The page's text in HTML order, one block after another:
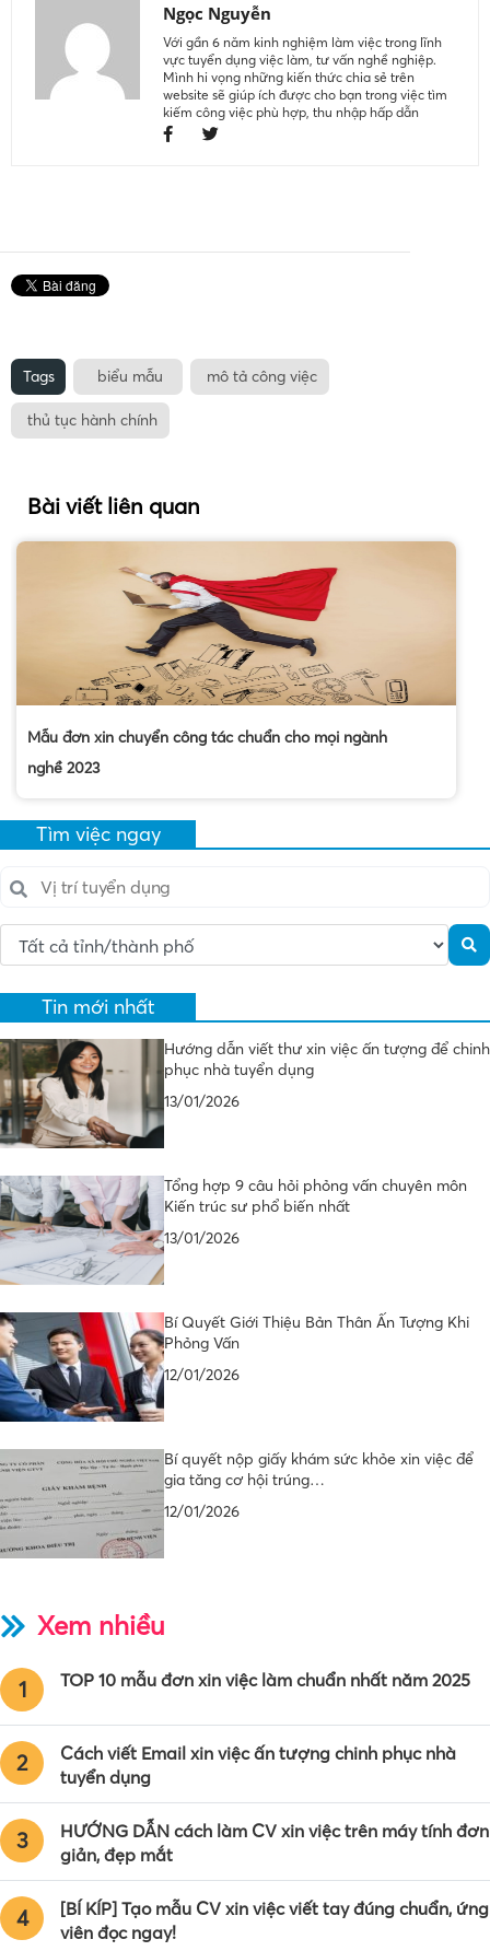
Ngọc Nguyễn
Với gần 6 năm kinh nghiệm làm việc trong lĩnh
vực tuyển dụng việc làm, tư vấn nghề nghiệp.
Mình hi vọng những kiến thức chia sẻ trên
website sẽ giúp ích được cho bạn trong việc tìm
kiếm công việc phù hợp, thu nhập hấp dẫn
Tags biểu mẫu mô tả công việc
thủ tục hành chính
Bài viết liên quan
Mẫu đơn xin chuyển công tác chuẩn cho mọi ngành
nghề 2023
Tìm việc ngay
Tin mới nhất
Hướng dẫn viết thư xin việc ấn tượng để chinh
phục nhà tuyển dụng
13/01/2026
Tổng hợp 9 câu hỏi phỏng vấn chuyên môn
Kiến trúc sư phổ biến nhất
13/01/2026
Bí Quyết Giới Thiệu Bản Thân Ấn Tượng Khi
Phỏng Vấn
12/01/2026
Bí quyết nộp giấy khám sức khỏe xin việc để
gia tăng cơ hội trúng…
12/01/2026
Xem nhiều
1 TOP 10 mẫu đơn xin việc làm chuẩn nhất năm 2025
2
Cách viết Email xin việc ấn tượng chinh phục nhà
tuyển dụng
3
HƯỚNG DẪN cách làm CV xin việc trên máy tính đơn
giản, đẹp mắt
4
[BÍ KÍP] Tạo mẫu CV xin việc viết tay đúng chuẩn, ứng
viên đọc ngay!